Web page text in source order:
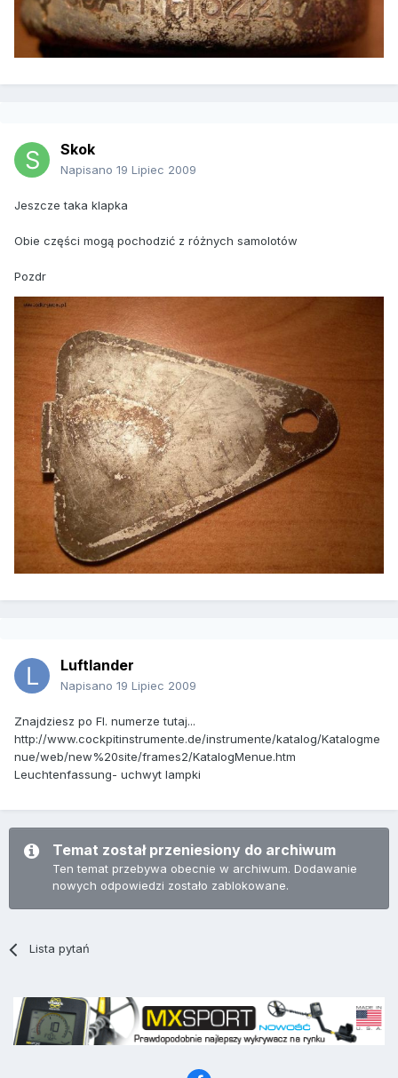
Skok
Napisano 19 Lipiec 2009
Jeszcze taka klapka
Obie części mogą pochodzić z różnych samolotów
Pozdr
Luftlander
Napisano 19 Lipiec 2009
Znajdziesz po Fl. numerze tutaj...
http://www.cockpitinstrumente.de/instrumente/katalog/Katalogme
nue/web/new%20site/frames2/KatalogMenue.htm
Leuchtenfassung- uchwyt lampki
Temat został przeniesiony do archiwum
Ten temat przebywa obecnie w archiwum. Dodawanie
nowych odpowiedzi zostało zablokowane.
Lista pytań